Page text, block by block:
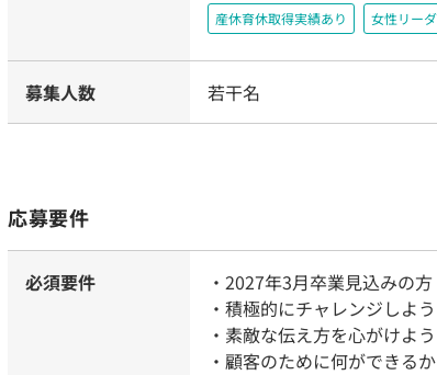
産休育休取得実績あり 女性リー
募集人数 若干名
応募要件
必須要件
・2027年3月卒業見込みの方
・積極的にチャレンジしよ
・素敵な伝え方を心がけよ
・顧客のために何ができる